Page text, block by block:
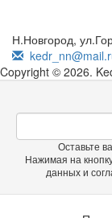
Н.Новгород,
Copyright © 2026.
Оставьте
Нажимая на
данных и